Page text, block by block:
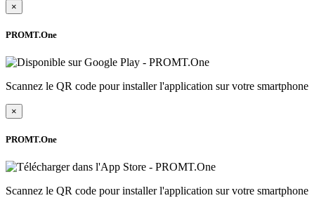
×
PROMT.One
Scannez le QR code pour installer l'application sur votre smartphone
×
PROMT.One
Scannez le QR code pour installer l'application sur votre smartphone